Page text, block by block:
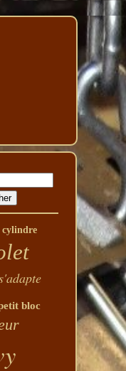
cylindre
bloc